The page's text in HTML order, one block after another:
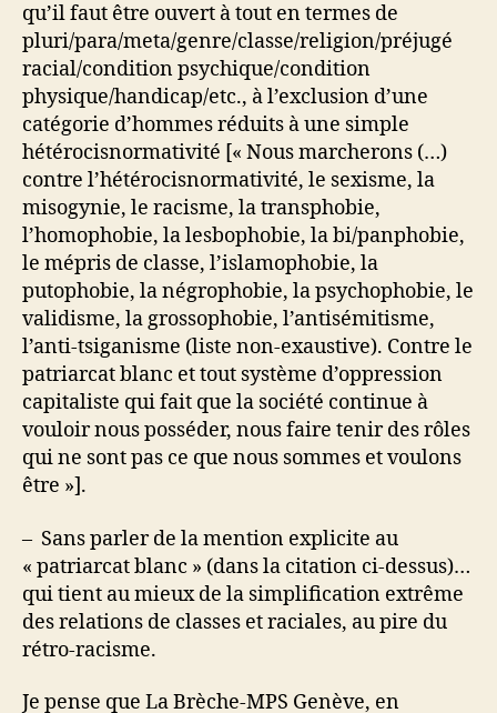
qu’il faut être ouvert à tout en termes de
pluri/para/meta/genre/classe/religion/préjugé
racial/condition psychique/condition
physique/handicap/etc., à l’exclusion d’une
catégorie d’hommes réduits à une simple
hétérocisnormativité [« Nous marcherons (…)
contre l’hétérocisnormativité, le sexisme, la
misogynie, le racisme, la transphobie,
l’homophobie, la lesbophobie, la bi/panphobie,
le mépris de classe, l’islamophobie, la
putophobie, la négrophobie, la psychophobie, le
validisme, la grossophobie, l’antisémitisme,
l’anti-tsiganisme (liste non-exaustive). Contre le
patriarcat blanc et tout système d’oppression
capitaliste qui fait que la société continue à
vouloir nous posséder, nous faire tenir des rôles
qui ne sont pas ce que nous sommes et voulons
être »].
– Sans parler de la mention explicite au
« patriarcat blanc » (dans la citation ci-dessus)…
qui tient au mieux de la simplification extrême
des relations de classes et raciales, au pire du
rétro-racisme.
Je pense que La Brèche-MPS Genève, en